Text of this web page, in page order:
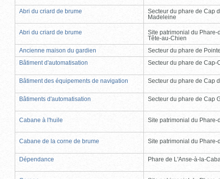
Abri du criard de brume
Secteur du phare de Cap
Madeleine
Abri du criard de brume
Site patrimonial du Phare-
Tête-au-Chien
Ancienne maison du gardien
Secteur du phare de
Bâtiment d'automatisation
Secteur du phare de Cap-
Bâtiment des équipements de navigation Secteur du phare de Cap
Bâtiments d'automatisation Secteur du phare de Cap
Cabane à l'huile Site patrimonial du Phare-
Cabane de la corne de brume Site patrimonial du Phare-
Dépendance Phare de L'Anse-à-la-